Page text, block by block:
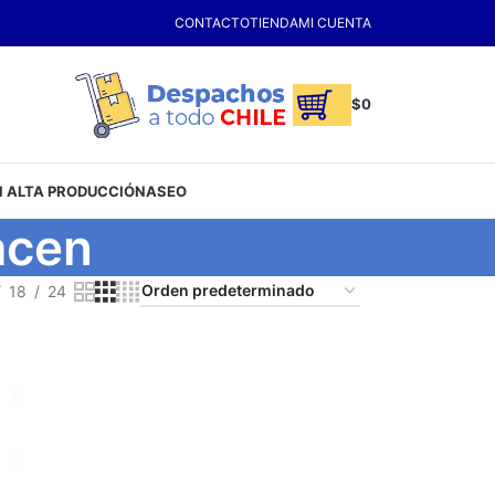
CONTACTOTIENDAMI CUENTA
$0
ALTA PRODUCCIÓNASEO
18 24